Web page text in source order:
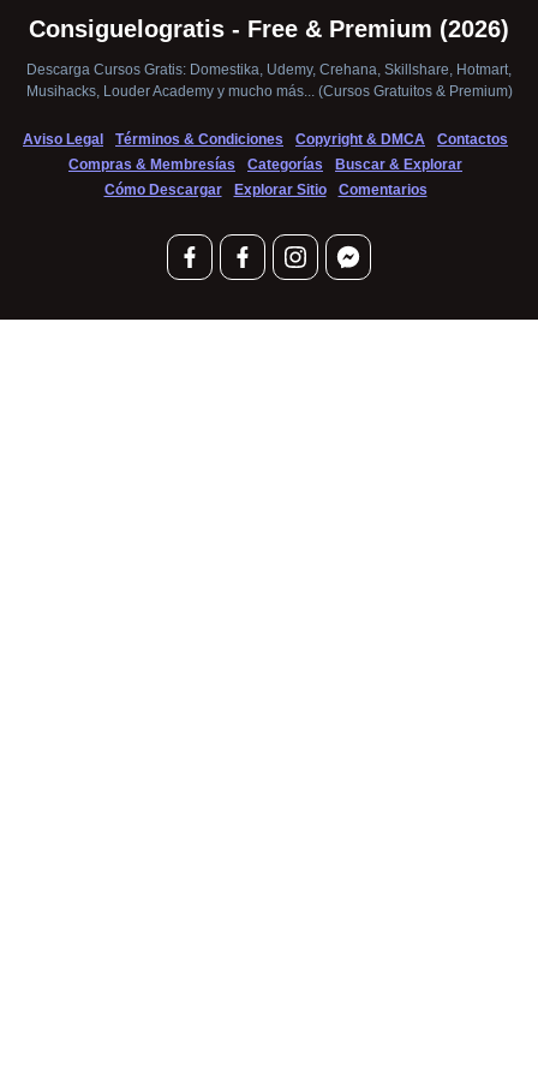
Consiguelogratis - Free & Premium (2026)
Descarga Cursos Gratis: Domestika, Udemy, Crehana, Skillshare, Hotmart,
Musihacks, Louder Academy y mucho más... (Cursos Gratuitos & Premium)
Aviso Legal Términos & Condiciones Copyright & DMCA
Contactos
Compras & Membresías
Categorías
Buscar & Explorar
Cómo Descargar
Explorar Sitio Comentarios